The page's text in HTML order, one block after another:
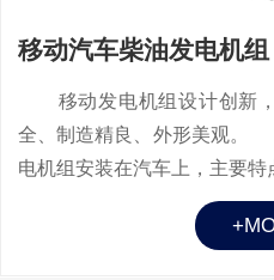
移动汽车柴油发电机组
移动发电机组设计创新，
全、制造精良、外形美观。
电机组安装在汽车上，主要特